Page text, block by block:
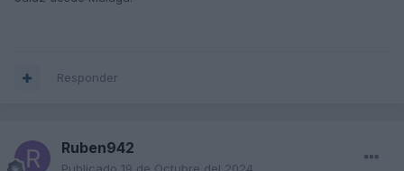
Responder
Ruben942